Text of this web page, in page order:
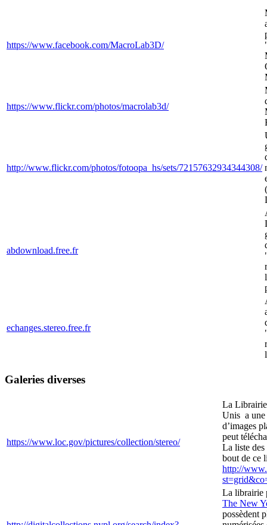
https://www.facebook.com/MacroLab3D/
https://www.flickr.com/photos/macrolab3d/
http://www.flickr.com/photos/fotoopa_hs/sets/72157632934344308/
abdownload.free.fr
echanges.stereo.free.fr
Galeries diverses
https://www.loc.gov/pictures/collection/stereo/
La Librairie
Unis a une
d’images
peut
La liste des
bout de ce
http://
La librairie
The New
possèdent